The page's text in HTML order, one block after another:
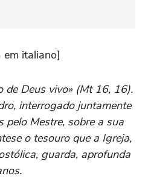
italiano]
de Deus vivo» (Mt 16, 16).
interrogado juntamente
pelo Mestre, sobre a sua
o tesouro que a Igreja,
guarda, aprofunda